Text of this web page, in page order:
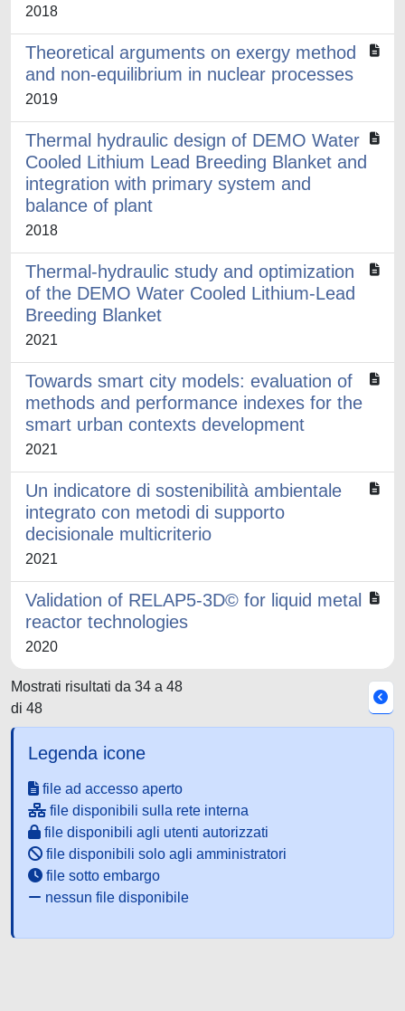
2018
Theoretical arguments on exergy method
and non-equilibrium in nuclear processes
2019
Thermal hydraulic design of DEMO Water
Cooled Lithium Lead Breeding Blanket and
integration with primary system and
balance of plant
2018
Thermal-hydraulic study and optimization
of the DEMO Water Cooled Lithium-Lead
Breeding Blanket
2021
Towards smart city models: evaluation of
methods and performance indexes for the
smart urban contexts development
2021
Un indicatore di sostenibilità ambientale
integrato con metodi di supporto
decisionale multicriterio
2021
Validation of RELAP5-3D© for liquid metal
reactor technologies
2020
Mostrati risultati da 34 a 48
di 48
Legenda icone
file ad accesso aperto
file disponibili sulla rete interna
file disponibili agli utenti autorizzati
file disponibili solo agli amministratori
file sotto embargo
nessun file disponibile